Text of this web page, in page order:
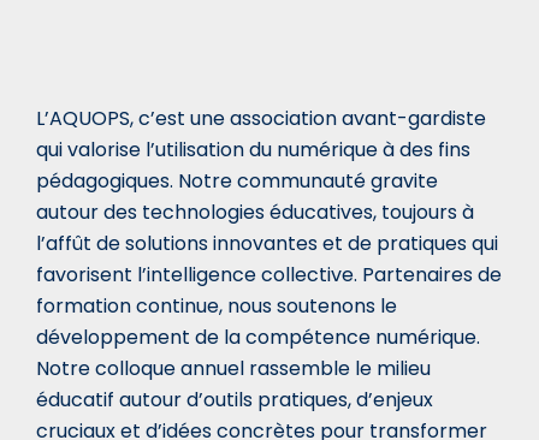
L’AQUOPS, c’est une association avant-gardiste
qui valorise l’utilisation du numérique à des fins
pédagogiques. Notre communauté gravite
autour des technologies éducatives, toujours à
l’affût de solutions innovantes et de pratiques qui
favorisent l’intelligence collective. Partenaires de
formation continue, nous soutenons le
développement de la compétence numérique.
Notre colloque annuel rassemble le milieu
éducatif autour d’outils pratiques, d’enjeux
cruciaux et d’idées concrètes pour transformer